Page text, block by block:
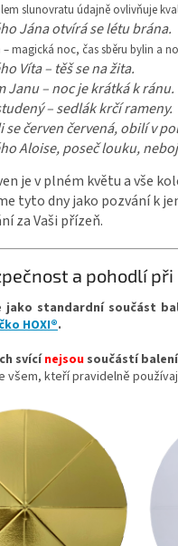
slunovratu údajně ovlivňuje
Jána otvírá se létu brána.
– magická noc, čas sběru bylin a
Víta – těš se na žita.
Janu – noc je krátká k ránu.
– sedlák krčí rameny.
se červen červená, obilí v
Aloise, poseč louku,
je v plném květu a vše
tyto dny jako pozvání k
za Vaši přízeň.
a pohodlí při
jako standardní součást
HOXI®.
svícínejsou součástí
všem, kteří pravidelně